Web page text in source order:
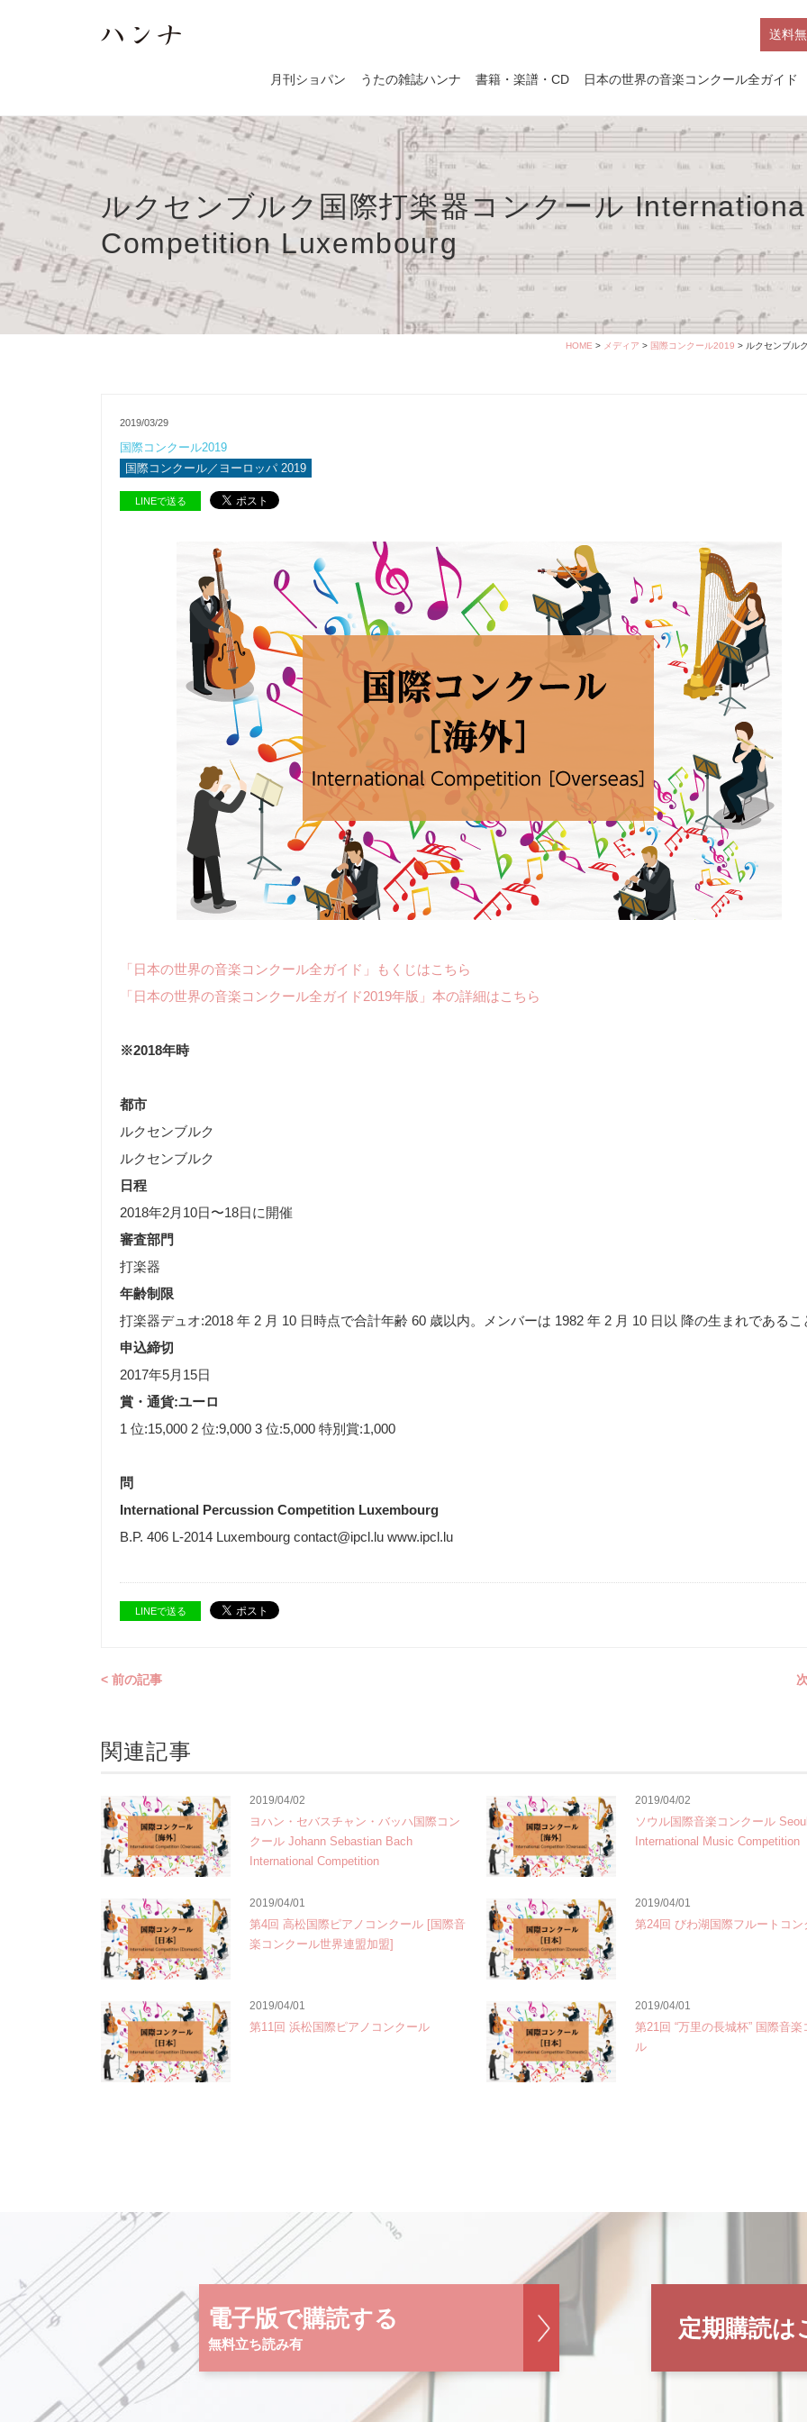
送料
月刊ショパン うたの雑誌ハンナ 書籍・楽譜・CD 日本の世界の音楽コンクール全ガイド
ルクセンブルク国際打楽器コンクール
Competition Luxembourg
HOME > メディア > 国際コンクール2019 > ルクセンブル
2019/03/29
国際コンクール2019
国際コンクール／ヨーロッパ 2019
LINEで送る
「日本の世界の音楽コンクール全ガイド」もくじはこちら
「日本の世界の音楽コンクール全ガイド2019年版」本の詳細はこちら
※2018年時
都市
ルクセンブルク
ルクセンブルク
日程
2018年2月10日〜18日に開催
審査部門
打楽器
年齢制限
打楽器デュオ:2018 年 2 月 10 日時点で合計年齢 60 歳以内。メンバーは 1982 年 2 月 10 日以 降の生まれであるこ
申込締切
2017年5月15日
賞・通貨:ユーロ
1 位:15,000 2 位:9,000 3 位:5,000 特別賞:1,000
問
International Percussion Competition Luxembourg
B.P. 406 L-2014 Luxembourg contact@ipcl.lu www.ipcl.lu
LINEで送る
< 前の記事
関連記事
2019/04/02
ヨハン・セバスチャン・バッハ国際コン
クール Johann Sebastian Bach
International Competition
2019/04/02
ソウル国際音楽コンクール
International Music Competition
2019/04/01
第4回 高松国際ピアノコンクール [国際音
楽コンクール世界連盟加盟]
2019/04/01
第24回 びわ湖国際フルートコン
2019/04/01
第11回 浜松国際ピアノコンクール
2019/04/01
第21回 “万里の長城杯” 国際音楽
ル
電子版で購読する
無料立ち読み有
定期購読は